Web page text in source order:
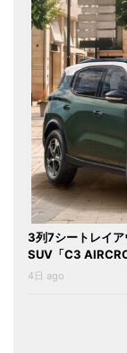
3列7シートレイア
SUV「C3
4日 ago